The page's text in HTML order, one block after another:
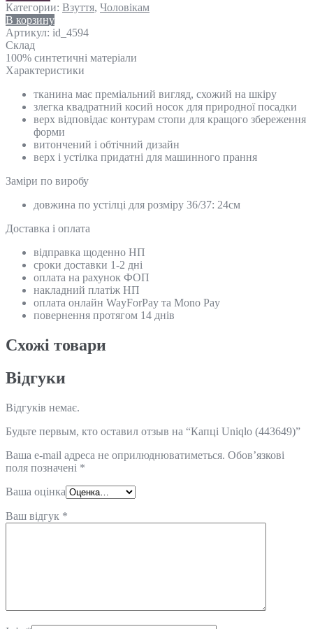
Категории: Взуття, Чоловікам
В корзину
Артикул: id_4594
Склад
100% синтетичні матеріали
Характеристики
тканина має преміальний вигляд, схожий на шкіру
злегка квадратний косий носок для природної посадки
верх відповідає контурам стопи для кращого збереження
форми
витончений і обтічний дизайн
верх і устілка придатні для машинного прання
Замiри по виробу
довжина по устілці для розміру 36/37: 24см
Доставка і оплата
відправка щоденно НП
сроки доставки 1-2 дні
оплата на рахунок ФОП
накладний платіж НП
оплата онлайн WayForPay та Mono Pay
повернення протягом 14 днів
Схожi товари
Відгуки
Відгуків немає.
Будьте первым, кто оставил отзыв на “Капці Uniqlo (443649)”
Ваша e-mail адреса не оприлюднюватиметься. Обов’язкові
поля позначені *
Ваша оцінка
Ваш відгук *